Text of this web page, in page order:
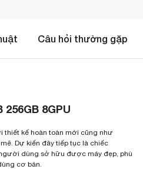
Câu hỏi thường gặp
8GPU
thiết kế hoàn toàn mới cũng như
Dự kiến đây tiếp tục là chiếc
dùng sở hữu được máy đẹp, phù
cơ bản.